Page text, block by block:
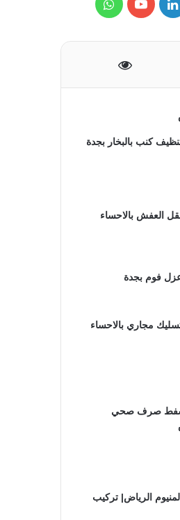
ن
ل
ك
إ
o
u
u
و
س
ب
كنب بالبخار بجدة
العفش بالاحساء
فوم بجدة
مجاري بالاحساء
صرف صحي
الرياض| تركيب